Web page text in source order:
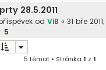
28.5.2011
od ViB « 31 bře
5
5 témat • Stránka 1 z 1